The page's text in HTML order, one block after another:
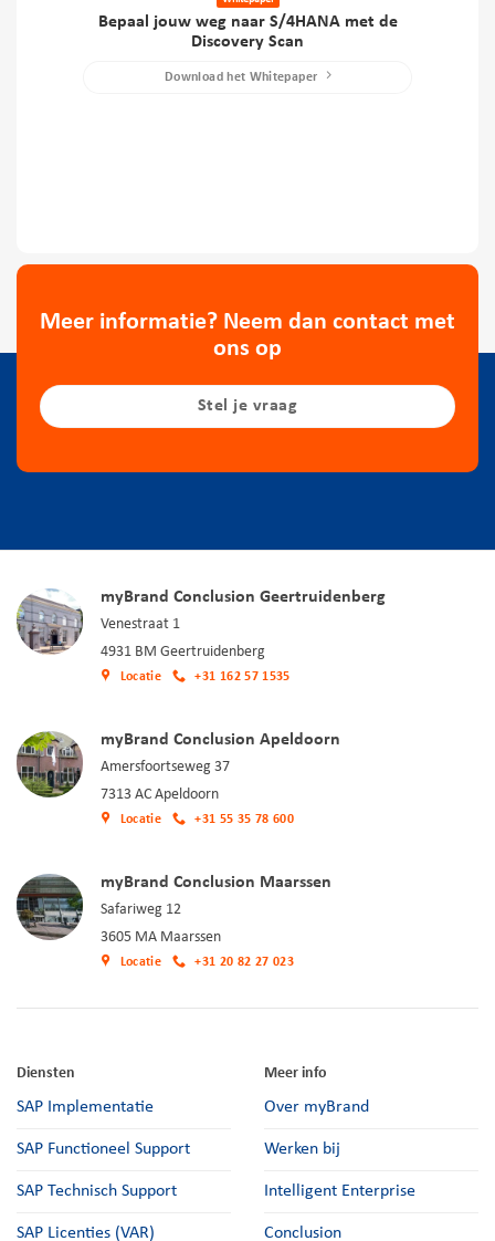
Bepaal jouw weg naar S/4HANA met de
Discovery Scan
Download het Whitepaper
Meer informatie? Neem dan contact met
ons op
Stel je vraag
myBrand Conclusion Geertruidenberg
Venestraat 1
4931 BM Geertruidenberg
Locatie +31 162 57 1535
myBrand Conclusion Apeldoorn
Amersfoortseweg 37
7313 AC Apeldoorn
Locatie +31 55 35 78 600
myBrand Conclusion Maarssen
Safariweg 12
3605 MA Maarssen
Locatie +31 20 82 27 023
Diensten
SAP Implementatie
SAP Functioneel Support
SAP Technisch Support
SAP Licenties (VAR)
Meer info
Over myBrand
Werken bij
Intelligent Enterprise
Conclusion